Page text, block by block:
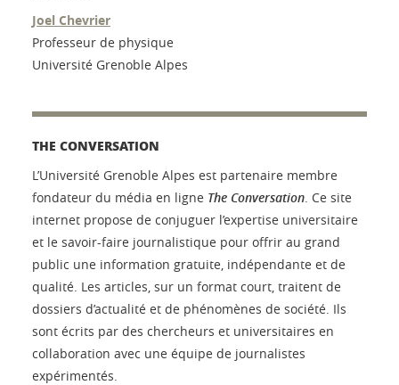
Joel Chevrier
Professeur de physique
Université Grenoble Alpes
THE CONVERSATION
L’Université Grenoble Alpes est partenaire membre
fondateur du média en ligne The Conversation. Ce site
internet propose de conjuguer l’expertise universitaire
et le savoir-faire journalistique pour offrir au grand
public une information gratuite, indépendante et de
qualité. Les articles, sur un format court, traitent de
dossiers d’actualité et de phénomènes de société. Ils
sont écrits par des chercheurs et universitaires en
collaboration avec une équipe de journalistes
expérimentés.